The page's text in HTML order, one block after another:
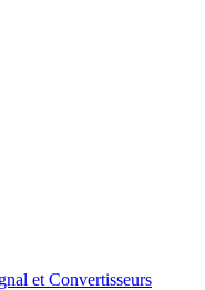
et Convertisseurs